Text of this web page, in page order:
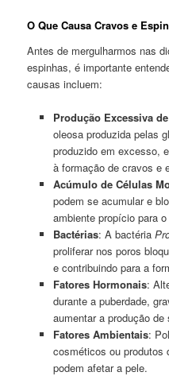
O Que Causa Cravos e
Antes de mergulharmos nas
espinhas, é importante
causas incluem:
Produção Excessiva
oleosa produzida pelas
produzido em excesso,
à formação de cravos e
Acúmulo de Células
podem se acumular e
ambiente propício para
Bactérias: A bactéria
proliferar nos poros
e contribuindo para a
Fatores Hormonais:
durante a puberdade,
aumentar a produção de
Fatores Ambientais:
cosméticos ou produtos
podem afetar a pele.